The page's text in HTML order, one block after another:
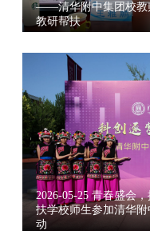
——清华附中集团校教
教研帮扶
2026-05-25 青春盛会
扶学校师生参加清华
动